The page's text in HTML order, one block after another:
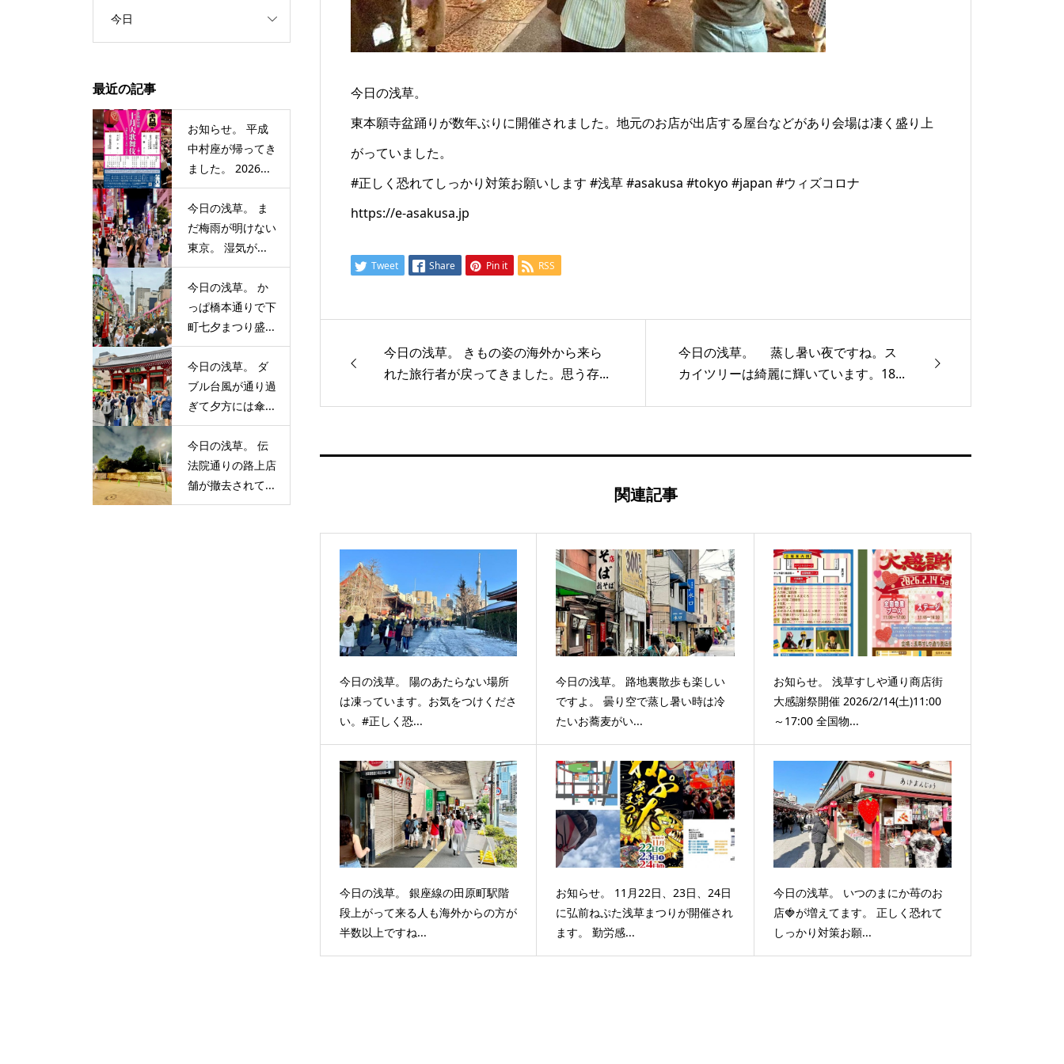
今日の浅草。
東本願寺盆踊りが数年ぶりに開催されました。地元のお店が出店する屋台などがあり会場は凄く盛り上
がっていました。
#正しく恐れてしっかり対策お願いします #浅草 #asakusa #tokyo #japan #ウィズコロナ
https://e-asakusa.jp
Tweet Share Pin it RSS
今日の浅草。 きもの姿の海外から来ら
れた旅行者が戻ってきました。思う存...
今日の浅草。 蒸し暑い夜ですね。ス
カイツリーは綺麗に輝いています。18...
関連記事
今日の浅草。 陽のあたらない場所
は凍っています。お気をつけくださ
い。#正しく恐...
今日の浅草。 路地裏散歩も楽しい
ですよ。 曇り空で蒸し暑い時は冷
たいお蕎麦がい...
お知らせ。 浅草すしや通り商店街
大感謝祭開催 2026/2/14(土)11:00
～17:00 全国物...
今日の浅草。 銀座線の田原町駅階
段上がって来る人も海外からの方が
半数以上ですね...
お知らせ。 11月22日、23日、24日
に弘前ねぷた浅草まつりが開催され
ます。 勤労感...
今日の浅草。 いつのまにか苺のお
店🍓が増えてます。 正しく恐れて
しっかり対策お願...
今日
最近の記事
お知らせ。 平成
中村座が帰ってき
ました。 2026...
今日の浅草。 ま
だ梅雨が明けない
東京。 湿気が...
今日の浅草。 か
っぱ橋本通りで下
町七夕まつり盛...
今日の浅草。 ダ
ブル台風が通り過
ぎて夕方には傘...
今日の浅草。 伝
法院通りの路上店
舗が撤去されて...